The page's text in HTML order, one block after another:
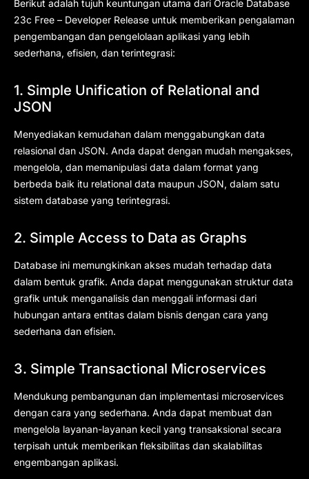
Berikut adalah tujuh keuntungan utama dari Oracle Database
23c Free – Developer Release untuk memberikan pengalaman
pengembangan dan pengelolaan aplikasi yang lebih
sederhana, efisien, dan terintegrasi:
1. Simple Unification of Relational and
JSON
Menyediakan kemudahan dalam menggabungkan data
relasional dan JSON. Anda dapat dengan mudah mengakses,
mengelola, dan memanipulasi data dalam format yang
berbeda baik itu relational data maupun JSON, dalam satu
sistem database yang terintegrasi.
2. Simple Access to Data as Graphs
Database ini memungkinkan akses mudah terhadap data
dalam bentuk grafik. Anda dapat menggunakan struktur data
grafik untuk menganalisis dan menggali informasi dari
hubungan antara entitas dalam bisnis dengan cara yang
sederhana dan efisien.
3. Simple Transactional Microservices
Mendukung pembangunan dan implementasi microservices
dengan cara yang sederhana. Anda dapat membuat dan
mengelola layanan-layanan kecil yang transaksional secara
terpisah untuk memberikan fleksibilitas dan skalabilitas
engembangan aplikasi.